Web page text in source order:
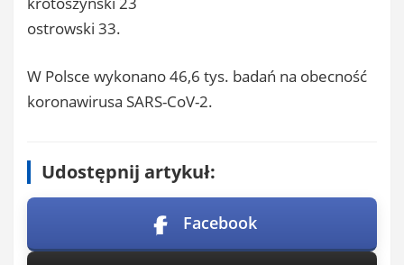
ostrowski 33.
W Polsce wykonano 46,6 tys. badań na obecność
koronawirusa SARS-CoV-2.
Udostępnij artykuł:
Facebook